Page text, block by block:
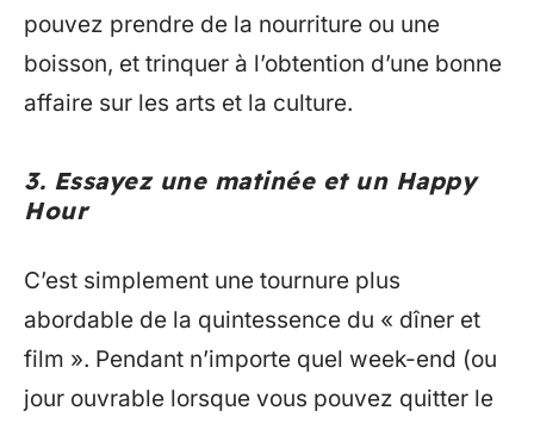
pouvez prendre de la nourriture ou une
boisson, et trinquer à l’obtention d’une bonne
affaire sur les arts et la culture.
3. Essayez une matinée et un Happy
Hour
C’est simplement une tournure plus
abordable de la quintessence du « dîner et
film ». Pendant n’importe quel week-end (ou
jour ouvrable lorsque vous pouvez quitter le